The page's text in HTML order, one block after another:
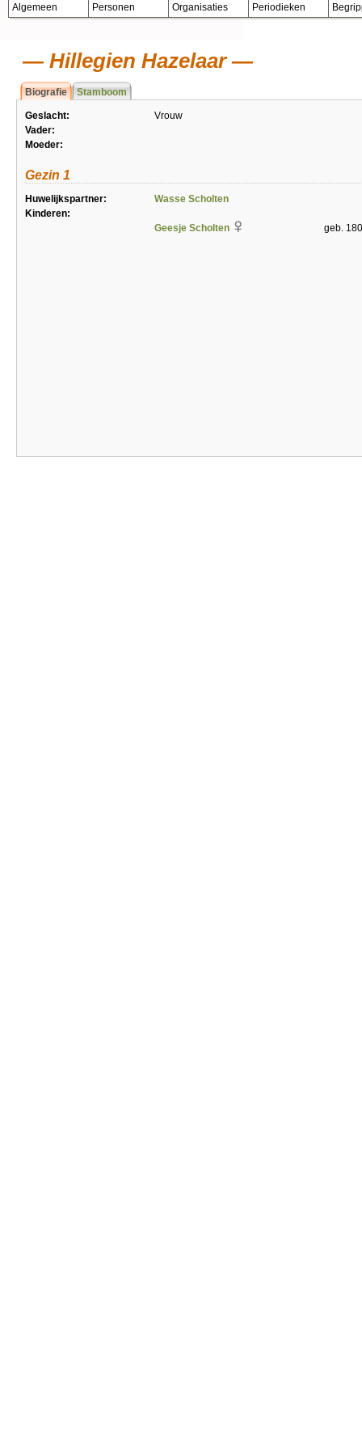
Algemeen Personen Organisaties Periodieken
Hillegien Hazelaar
Biografie Stamboom
Geslacht:
Vrouw
Vader:
Moeder:
Gezin 1
Huwelijkspartner:
Wasse Scholten
Kinderen:
Geesje Scholten
geb.